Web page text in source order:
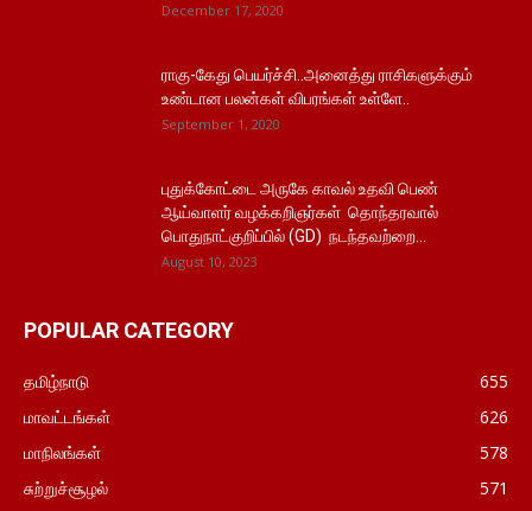
December 17, 2020
ராகு-கேது பெயர்ச்சி..அனைத்து ராசிகளுக்கும்
உண்டான பலன்கள் விபரங்கள் உள்ளே..
September 1, 2020
புதுக்கோட்டை அருகே காவல் உதவி பெண்
ஆய்வாளர் வழக்கறிஞர்கள் தொந்தரவால்
பொதுநாட்குறிப்பில் (GD) நடந்தவற்றை...
August 10, 2023
POPULAR CATEGORY
தமிழ்நாடு
655
மாவட்டங்கள்
626
மாநிலங்கள்
578
சுற்றுச்சூழல்
571